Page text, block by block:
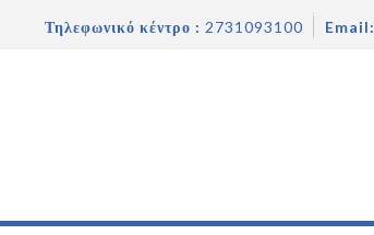
Τηλεφωνικό κέντρο : 2731093100 Email: